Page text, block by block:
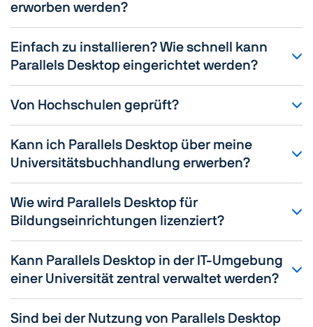
erworben werden?
Einfach zu installieren? Wie schnell kann
Parallels Desktop eingerichtet werden?
Von Hochschulen geprüft?
Kann ich Parallels Desktop über meine
Universitätsbuchhandlung erwerben?
Wie wird Parallels Desktop für
Bildungseinrichtungen lizenziert?
Kann Parallels Desktop in der IT-Umgebung
einer Universität zentral verwaltet werden?
Sind bei der Nutzung von Parallels Desktop